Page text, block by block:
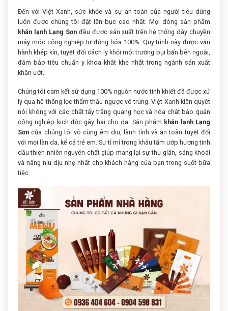
Đến với Việt Xanh, sức khỏe và sự an toàn của người tiêu dùng
luôn được chúng tôi đặt lên bục cao nhất. Mọi dòng sản phẩm
khăn lạnh Lạng Sơnđều được sản xuất trên hệ thống dây chuyền
máy móc công nghiệp tự động hóa 100%. Quy trình này được vận
hành khép kín, tuyệt đối cách ly khỏi môi trường bụi bẩn bên ngoài,
đảm bảo tiêu chuẩn y khoa khắt khe nhất trong ngành sản xuất
khăn ướt.
Chúng tôi cam kết sử dụng 100% nguồn nước tinh khiết đã được xử
lý qua hệ thống lọc thẩm thấu ngược vô trùng. Việt Xanh kiên quyết
nói không với các chất tẩy trắng quang học và hóa chất bảo quản
công nghiệp kịch độc gây hại cho da. Sản phẩm khăn lạnh Lạng
Sơn của chúng tôi vô cùng êm dịu, lành tính và an toàn tuyệt đối
với mọi làn da, kể cả trẻ em. Sự tỉ mỉ trong khâu tẩm ướp hương tinh
dầu thiên nhiên nguyên chất giúp mang lại sự thư giãn, sảng khoái
và nâng niu dịu nhẹ nhất cho khách hàng của bạn trong suốt bữa
tiệc.